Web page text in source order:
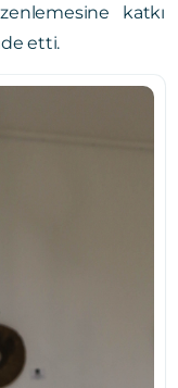
katkı
etti.